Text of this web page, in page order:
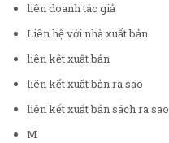
liên doanh tác giả
Liên hệ với nhà xuất bản
liên kết xuất bản
liên kết xuất bản ra sao
liên kết xuất bản sách ra sao
M